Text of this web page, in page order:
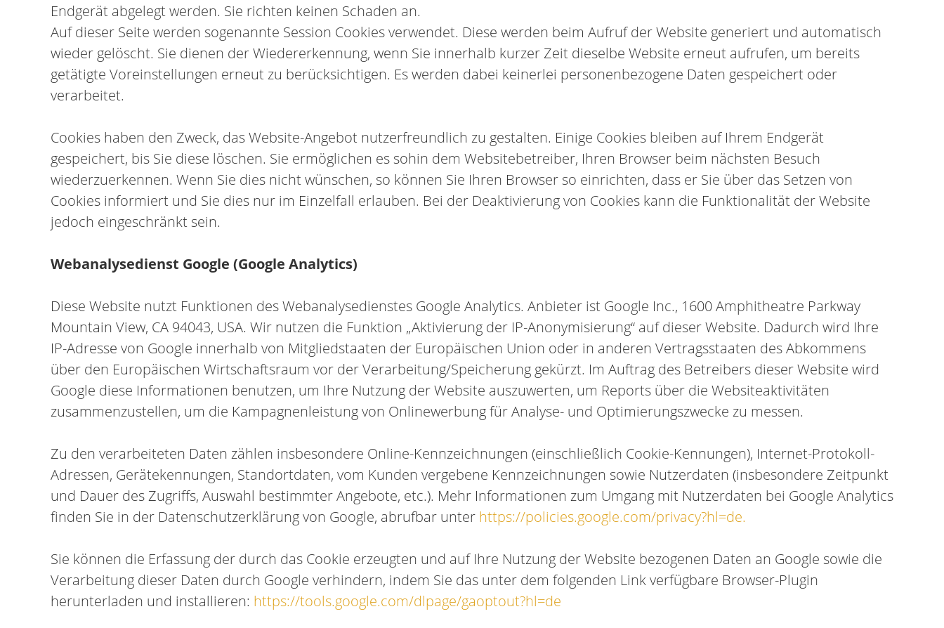
Endgerät abgelegt werden. Sie richten keinen Schaden an.
Auf dieser Seite werden sogenannte Session Cookies verwendet. Diese werden beim Aufruf der Website generiert und automatisch
wieder gelöscht. Sie dienen der Wiedererkennung, wenn Sie innerhalb kurzer Zeit dieselbe Website erneut aufrufen, um bereits
getätigte Voreinstellungen erneut zu berücksichtigen. Es werden dabei keinerlei personenbezogene Daten gespeichert oder
verarbeitet.
Cookies haben den Zweck, das Website-Angebot nutzerfreundlich zu gestalten. Einige Cookies bleiben auf Ihrem Endgerät
gespeichert, bis Sie diese löschen. Sie ermöglichen es sohin dem Websitebetreiber, Ihren Browser beim nächsten Besuch
wiederzuerkennen. Wenn Sie dies nicht wünschen, so können Sie Ihren Browser so einrichten, dass er Sie über das Setzen von
Cookies informiert und Sie dies nur im Einzelfall erlauben. Bei der Deaktivierung von Cookies kann die Funktionalität der Website
jedoch eingeschränkt sein.
Webanalysedienst Google (Google Analytics)
Diese Website nutzt Funktionen des Webanalysedienstes Google Analytics. Anbieter ist Google Inc., 1600 Amphitheatre Parkway
Mountain View, CA 94043, USA. Wir nutzen die Funktion „Aktivierung der IP-Anonymisierung“ auf dieser Website. Dadurch wird Ihre
IP-Adresse von Google innerhalb von Mitgliedstaaten der Europäischen Union oder in anderen Vertragsstaaten des Abkommens
über den Europäischen Wirtschaftsraum vor der Verarbeitung/Speicherung gekürzt. Im Auftrag des Betreibers dieser Website wird
Google diese Informationen benutzen, um Ihre Nutzung der Website auszuwerten, um Reports über die Websiteaktivitäten
zusammenzustellen, um die Kampagnenleistung von Onlinewerbung für Analyse- und Optimierungszwecke zu messen.
Zu den verarbeiteten Daten zählen insbesondere Online-Kennzeichnungen (einschließlich Cookie-Kennungen), Internet-Protokoll-
Adressen, Gerätekennungen, Standortdaten, vom Kunden vergebene Kennzeichnungen sowie Nutzerdaten (insbesondere Zeitpunkt
und Dauer des Zugriffs, Auswahl bestimmter Angebote, etc.). Mehr Informationen zum Umgang mit Nutzerdaten bei Google Analytics
finden Sie in der Datenschutzerklärung von Google, abrufbar unter https://policies.google.com/privacy?hl=de.
Sie können die Erfassung der durch das Cookie erzeugten und auf Ihre Nutzung der Website bezogenen Daten an Google sowie die
Verarbeitung dieser Daten durch Google verhindern, indem Sie das unter dem folgenden Link verfügbare Browser-Plugin
herunterladen und installieren: https://tools.google.com/dlpage/gaoptout?hl=de